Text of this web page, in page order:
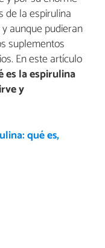
de la espirulina
aunque pudieran
suplementos
En este artículo
es la espirulina
y
qué es,